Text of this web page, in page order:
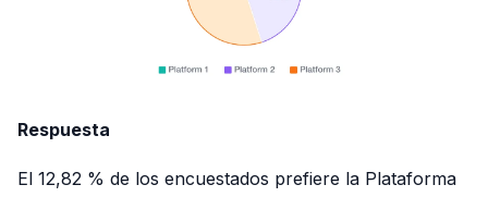
Respuesta
El 12,82 % de los encuestados prefiere la Plataforma